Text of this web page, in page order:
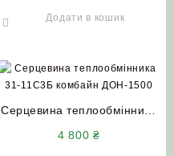
Додати в кошик
Серцевина теплообмінника
4 800₴